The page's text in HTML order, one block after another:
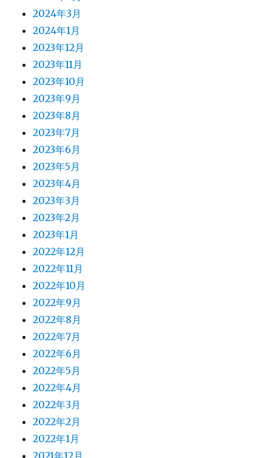
2024年3月
2024年1月
2023年12月
2023年11月
2023年10月
2023年9月
2023年8月
2023年7月
2023年6月
2023年5月
2023年4月
2023年3月
2023年2月
2023年1月
2022年12月
2022年11月
2022年10月
2022年9月
2022年8月
2022年7月
2022年6月
2022年5月
2022年4月
2022年3月
2022年2月
2022年1月
2021年12月